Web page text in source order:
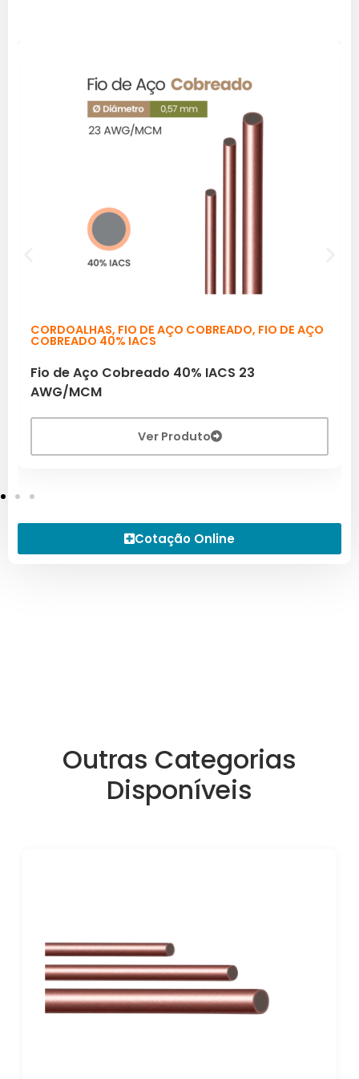
CORDOALHAS, FIO DE AÇO COBREADO, FIO DE AÇO
COBREADO 40% IACS
Fio de Aço Cobreado 40% IACS 23
AWG/MCM
Ver Produto
Cotação Online
Outras Categorias
Disponíveis